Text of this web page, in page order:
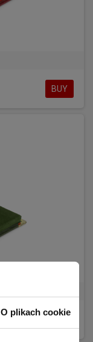
BUY
O plikach cookie